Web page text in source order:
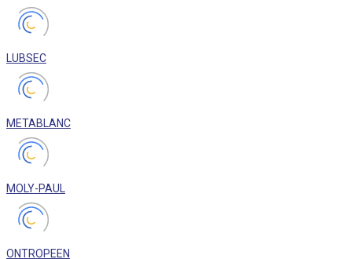
LUBSEC
METABLANC
MOLY-PAUL
ONTROPEEN